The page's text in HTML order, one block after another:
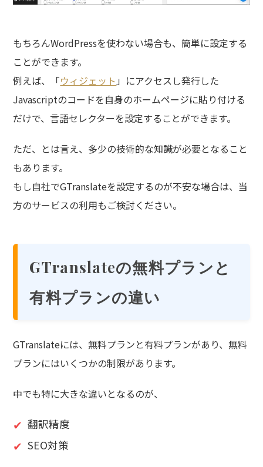
もちろんWordPressを使わない場合も、簡単に設定する
ことができます。
例えば、「ウィジェット 」にアクセスし発行した
Javascriptのコードを自身のホームページに貼り付ける
だけで、言語セレクターを設定することができます。
ただ、とは言え、多少の技術的な知識が必要となること
もあります。
もし自社でGTranslateを設定するのが不安な場合は、当
方のサービスの利用もご検討ください。
GTranslateの無料プランと
有料プランの違い
GTranslateには、無料プランと有料プランがあり、無料
プランにはいくつかの制限があります。
中でも特に大きな違いとなるのが、
翻訳精度
SEO対策